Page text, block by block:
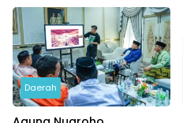
Pemerintahan
Daerah